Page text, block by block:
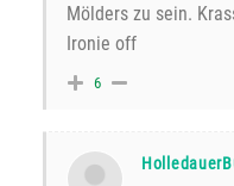
Mölders zu sein.
Ironie off
6